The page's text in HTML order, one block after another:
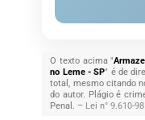
O texto acima "
no Leme - SP" é de
total, mesmo citando
do autor. Plágio é
Penal. – Lei n° 9.610-